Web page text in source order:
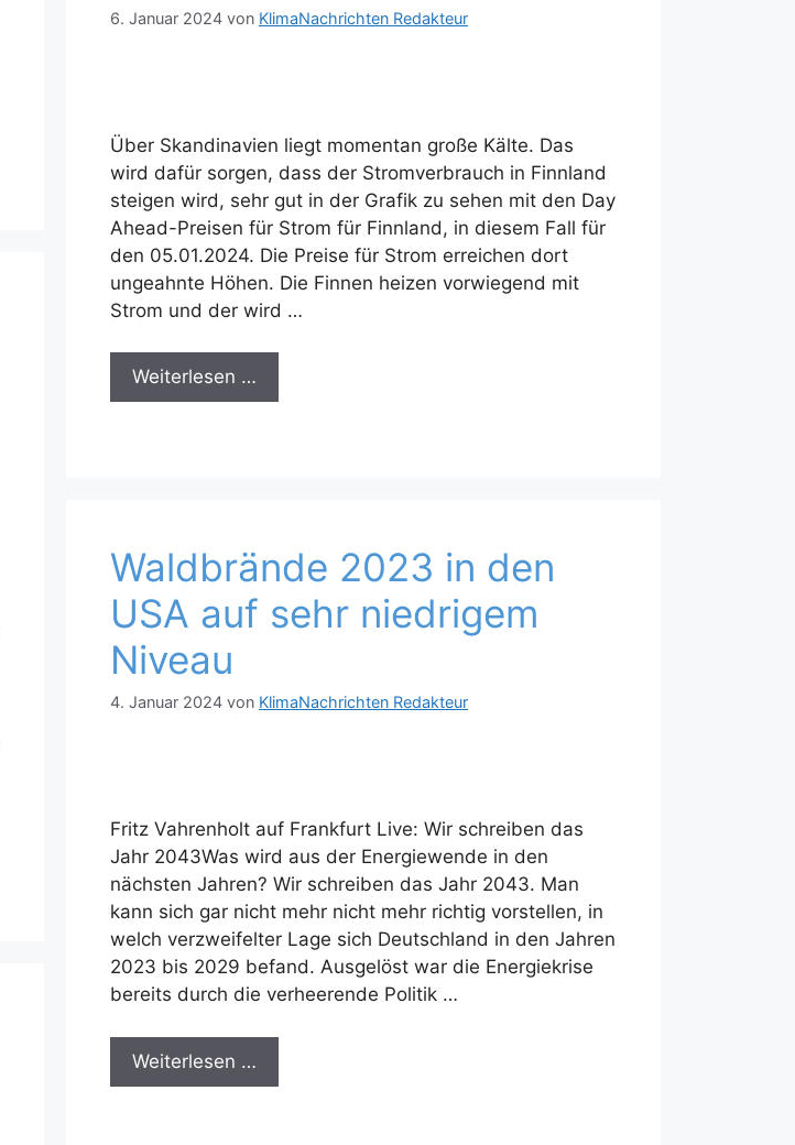
6. Januar 2024 von KlimaNachrichten Redakteur
Über Skandinavien liegt momentan große Kälte. Das
wird dafür sorgen, dass der Stromverbrauch in Finnland
steigen wird, sehr gut in der Grafik zu sehen mit den Day
Ahead-Preisen für Strom für Finnland, in diesem Fall für
den 05.01.2024. Die Preise für Strom erreichen dort
ungeahnte Höhen. Die Finnen heizen vorwiegend mit
Strom und der wird …
Weiterlesen …
Waldbrände 2023 in den
USA auf sehr niedrigem
Niveau
4. Januar 2024 von KlimaNachrichten Redakteur
Fritz Vahrenholt auf Frankfurt Live: Wir schreiben das
Jahr 2043Was wird aus der Energiewende in den
nächsten Jahren? Wir schreiben das Jahr 2043. Man
kann sich gar nicht mehr nicht mehr richtig vorstellen, in
welch verzweifelter Lage sich Deutschland in den Jahren
2023 bis 2029 befand. Ausgelöst war die Energiekrise
bereits durch die verheerende Politik …
Weiterlesen …